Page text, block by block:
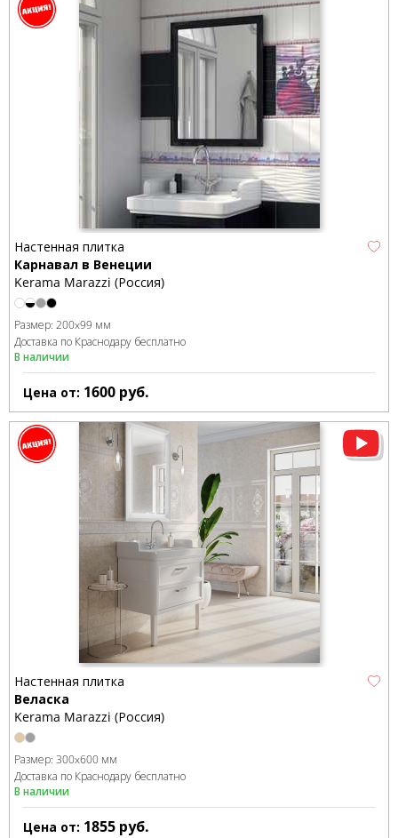
Настенная плитка
Карнавал в Венеции
Kerama Marazzi (Россия)
Размер: 200x99 мм
Доставка по Краснодару бесплатно
В наличии
Цена от: 1600 руб.
Настенная плитка
Веласка
Kerama Marazzi (Россия)
Размер: 300x600 мм
Доставка по Краснодару бесплатно
В наличии
Цена от: 1855 руб.